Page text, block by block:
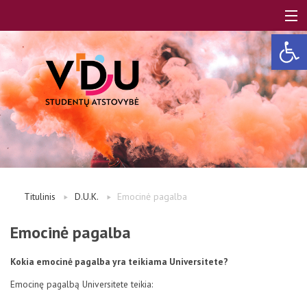
LT
Studentų atstovai
Titulinis D.U.K. Emocinė pagalba
Emocinė pagalba
Kokia emocinė pagalba yra teikiama Universitete?
Emocinę pagalbą Universitete teikia: